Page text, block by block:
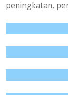
peningkatan,